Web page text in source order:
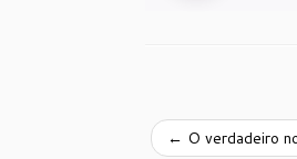
← O verdadeiro